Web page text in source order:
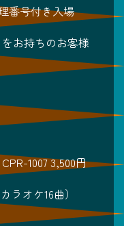
番号付き入場
お持ちのお客様
1007 3,500円
ラオケ16曲）